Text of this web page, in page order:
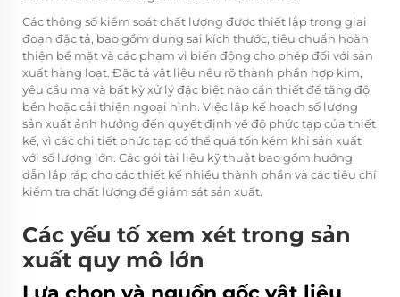
Các thông số kiểm soát chất lượng được thiết lập trong giai
đoạn đặc tả, bao gồm dung sai kích thước, tiêu chuẩn hoàn
thiện bề mặt và các phạm vi biến động cho phép đối với sản
xuất hàng loạt. Đặc tả vật liệu nêu rõ thành phần hợp kim,
yêu cầu mạ và bất kỳ xử lý đặc biệt nào cần thiết để tăng độ
bền hoặc cải thiện ngoại hình. Việc lập kế hoạch số lượng
sản xuất ảnh hưởng đến quyết định về độ phức tạp của thiết
kế, vì các chi tiết phức tạp có thể quá tốn kém khi sản xuất
với số lượng lớn. Các gói tài liệu kỹ thuật bao gồm hướng
dẫn lắp ráp cho các thiết kế nhiều thành phần và các tiêu chí
kiểm tra chất lượng để giám sát sản xuất.
Các yếu tố xem xét trong sản
xuất quy mô lớn